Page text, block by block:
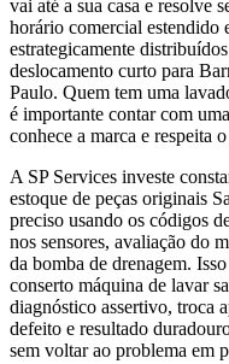
vai até a sua casa e resolve
horário comercial estendido
estrategicamente
deslocamento curto para
Paulo. Quem tem uma
é importante contar com
conhece a marca e respeita
A SP Services investe
estoque de peças originais
preciso usando os códigos
nos sensores, avaliação do
da bomba de drenagem.
conserto máquina de lavar
diagnóstico assertivo, troca
defeito e resultado
sem voltar ao problema em